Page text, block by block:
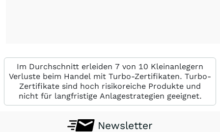
Im Durchschnitt erleiden 7 von 10 Kleinanlegern
Verluste beim Handel mit Turbo-Zertifikaten. Turbo-
Zertifikate sind hoch risikoreiche Produkte und
nicht für langfristige Anlagestrategien geeignet.
Newsletter